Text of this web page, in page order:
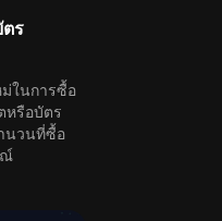
ร
ในการซื้อ
หรือบัตร
นวนที่ซื้อ
ณ์